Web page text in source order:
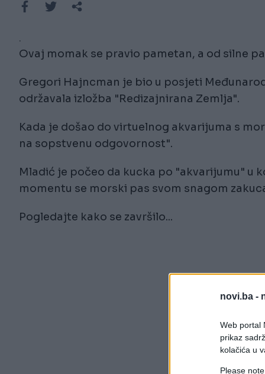
novi.ba -
Web portal
prikaz
kolačića u
Please
.
Ovaj momak se pravio pametan, a od silne
Gregori Hajncman je bio u posjeti
održavala izložba "Redizajnirana Zemlja".
Kada je došao do virtuelnog akvarijuma s
na sopstvenu odgovornost".
Mladić je počeo da kucka po "akvarijumu" u
momentu se morski pas svom snagom
Pogledajte kako se završilo...